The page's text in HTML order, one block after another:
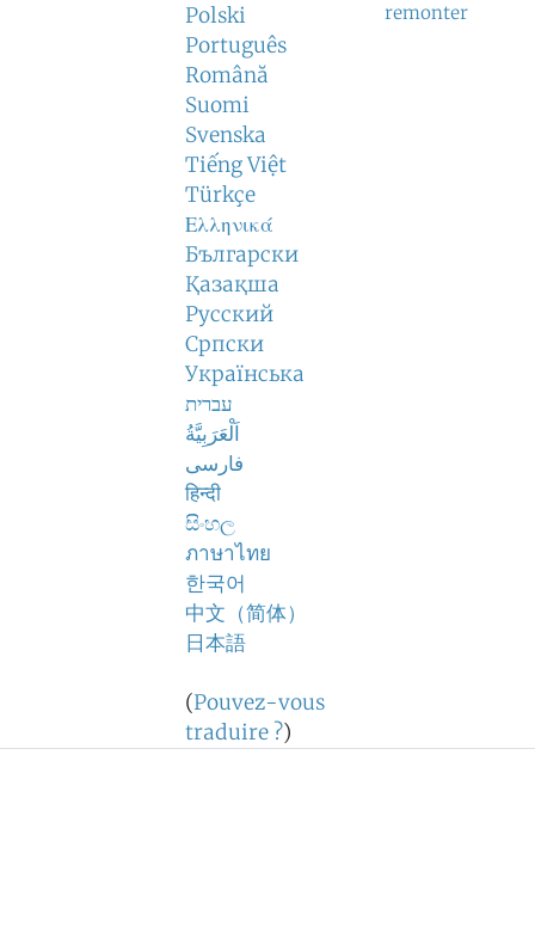
Polski
Português
Română
Suomi
Svenska
Tiếng Việt
Türkçe
Ελληνικά
Български
Қазақша
Русский
Српски
Українська
עברית
اَلْعَرَبِيَّةُ
فارسی
हिन्दी
සිංහල
ภาษาไทย
한국어
中文（简体）
日本語
(Pouvez-vous
traduire ?)
remonter